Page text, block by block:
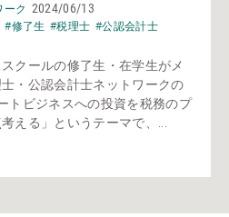
ーク 2024/06/13
#修了生 #税理士 #公認会計士
クールの修了生・在学生がメ
・公認会計士ネットワークの
トビジネスへの投資を税務のプ
える」というテーマで、...